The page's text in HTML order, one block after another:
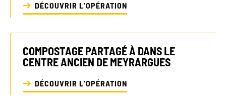
DÉCOUVRIR L’OPÉRATION
COMPOSTAGE PARTAGÉ À DANS LE
CENTRE ANCIEN DE MEYRARGUES
DÉCOUVRIR L’OPÉRATION